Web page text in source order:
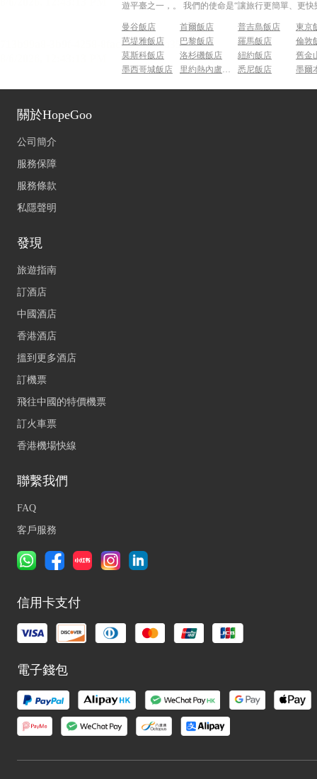
遊平臺之一，。 我們的使命是“讓旅行更簡單、更
曼谷飯店 首爾飯店 普吉島飯店
東京
芭堤雅飯店
巴黎飯店 羅馬飯店
倫敦
莫斯科飯店
洛杉磯飯店 紐約飯店
舊金
墨西哥城飯店
里約熱內盧飯店 悉尼飯店 墨爾
關於HopeGoo
公司簡介
服務保障
服務條款
私隱聲明
發現
旅遊指南
訂酒店
中國酒店
香港酒店
搵到更多酒店
訂機票
飛往中國的特價機票
訂火車票
香港機場快線
聯繫我們
FAQ
客戶服務
信用卡支付
電子錢包